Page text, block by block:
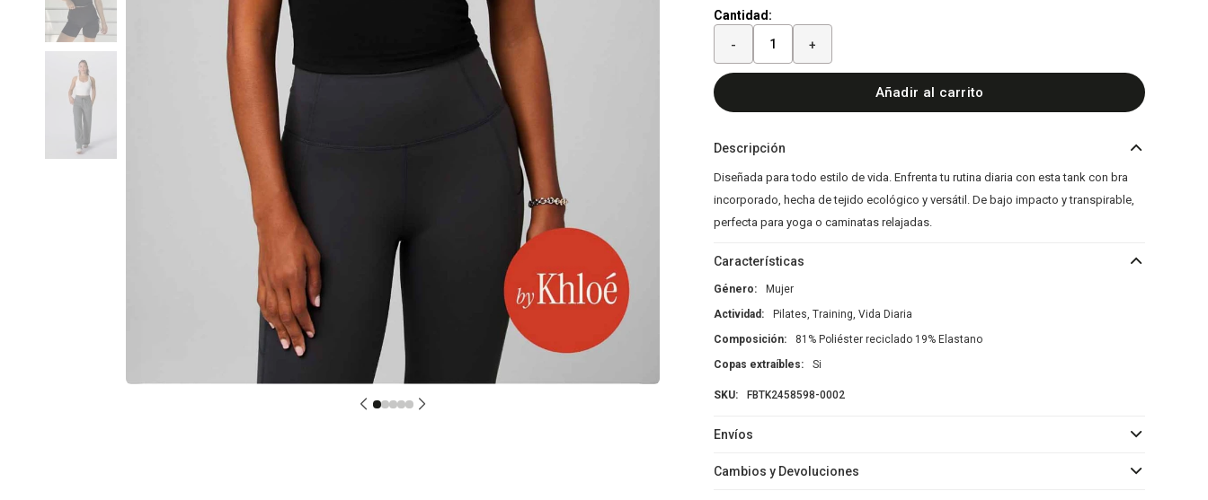
Cantidad:
- +
Añadir al carrito
Descripción
Diseñada para todo estilo de vida. Enfrenta tu rutina diaria con esta tank con bra
incorporado, hecha de tejido ecológico y versátil. De bajo impacto y transpirable,
perfecta para yoga o caminatas relajadas.
Características
Género
Mujer
Actividad
Pilates, Training, Vida Diaria
Composición
81% Poliéster reciclado 19% Elastano
Copas extraíbles
Si
FBTK2458598-0002
Envíos
Cambios y Devoluciones